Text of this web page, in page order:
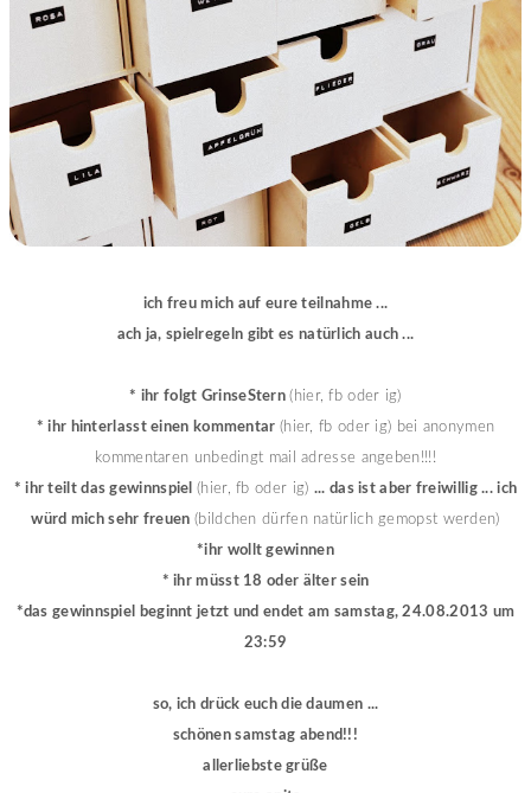
ich freu mich auf eure teilnahme ...
ach ja, spielregeln gibt es natürlich auch ...
* ihr folgt GrinseStern(hier, fb oder ig)
* ihr hinterlasst einen kommentar (hier, fb oder ig) bei anonymen
kommentaren unbedingt mail adresse angeben!!!!
* ihr teilt das gewinnspiel(hier, fb oder ig) ... das ist aber freiwillig ... ich
würd mich sehr freuen (bildchen dürfen natürlich gemopst werden)
*ihr wollt gewinnen
* ihr müsst 18 oder älter sein
*das gewinnspiel beginnt jetzt und endet am samstag, 24.08.2013 um
23:59
so, ich drück euch die daumen ...
schönen samstag abend!!!
allerliebste grüße